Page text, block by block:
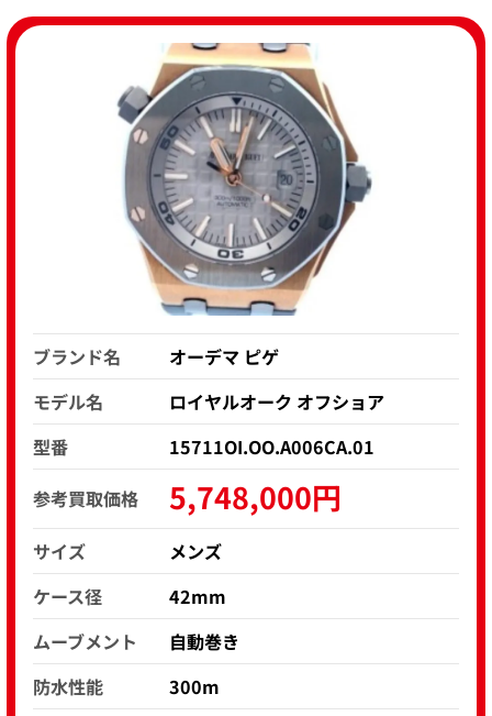
ブランド名
オーデマ ピゲ
モデル名
ロイヤルオーク オフショア
型番
15711OI.OO.A006CA.01
参考買取価格
5,748,000円
サイズ
メンズ
ケース径
42mm
ムーブメント
自動巻き
防水性能
300m